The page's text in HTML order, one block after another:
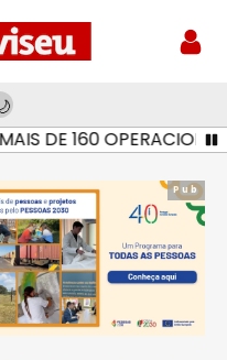
160 OPERACIONAIS E
Pub